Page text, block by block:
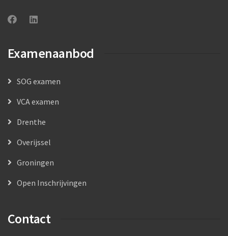
Examenaanbod
SOG examen
VCA examen
Drenthe
Overijssel
Groningen
Open Inschrijvingen
Contact